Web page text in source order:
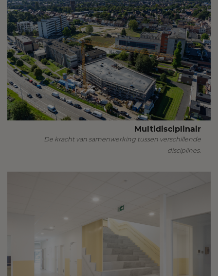
Multidisciplinair
De kracht van samenwerking tussen verschillende
disciplines.